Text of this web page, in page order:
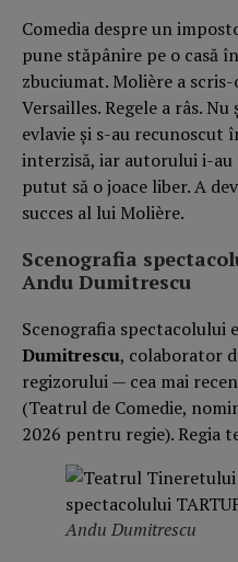
Comedia despre un
pune stăpânire pe o casă
zbuciumat. Molière a
Versailles. Regele a râs.
evlavie și s-au recunoscut
interzisă, iar autorului i-
putut să o joace liber. A
succes al lui Molière.
Scenografia
Andu Dumitrescu
Scenografia spectacolului
Dumitrescu, colaborator
regizorului — cea mai
(Teatrul de Comedie,
2026 pentru regie). Regia
Andu Dumitrescu